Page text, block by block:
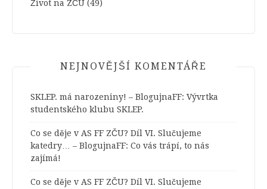
Život na ZČU (49)
NEJNOVĚJŠÍ KOMENTÁŘE
SKLEP. má narozeniny! – BlogujnaFF: Vývrtka
studentského klubu SKLEP.
Co se děje v AS FF ZČU? Díl VI. Slučujeme
katedry… – BlogujnaFF: Co vás trápí, to nás
zajímá!
Co se děje v AS FF ZČU? Díl VI. Slučujeme